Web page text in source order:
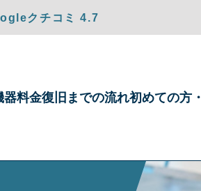
クチコミ 4.7
器料金復旧までの流れ初めての方・